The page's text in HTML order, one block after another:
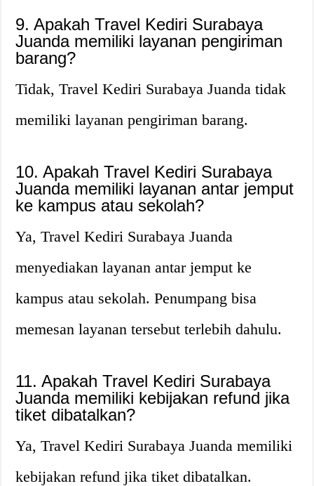
9. Apakah Travel Kediri Surabaya
Juanda memiliki layanan pengiriman
barang?
Tidak, Travel Kediri Surabaya Juanda tidak
memiliki layanan pengiriman barang.
10. Apakah Travel Kediri Surabaya
Juanda memiliki layanan antar jemput
ke kampus atau sekolah?
Ya, Travel Kediri Surabaya Juanda
menyediakan layanan antar jemput ke
kampus atau sekolah. Penumpang bisa
memesan layanan tersebut terlebih dahulu.
11. Apakah Travel Kediri Surabaya
Juanda memiliki kebijakan refund jika
tiket dibatalkan?
Ya, Travel Kediri Surabaya Juanda memiliki
kebijakan refund jika tiket dibatalkan.